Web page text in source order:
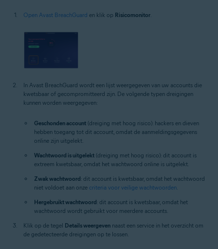
Open Avast BreachGuard en klik op Risicomonitor.
In Avast BreachGuard wordt een lijst weergegeven van uw accounts die
kwetsbaar of gecompromitteerd zijn. De volgende typen dreigingen
kunnen worden weergegeven:
Geschonden account (dreiging met hoog risico): hackers en dieven
hebben toegang tot dit account, omdat de aanmeldingsgegevens
online zijn uitgelekt.
Wachtwoord is uitgelekt (dreiging met hoog risico): dit account is
extreem kwetsbaar, omdat het wachtwoord online is uitgelekt.
Zwak wachtwoord: dit account is kwetsbaar, omdat het wachtwoord
niet voldoet aan onze criteria voor veilige wachtwoorden
Hergebruikt wachtwoord: dit account is kwetsbaar, omdat het
wachtwoord wordt gebruikt voor meerdere accounts.
Klik op de tegel Details weergeven naast een service in het overzicht om
de gedetecteerde dreigingen op te lossen.